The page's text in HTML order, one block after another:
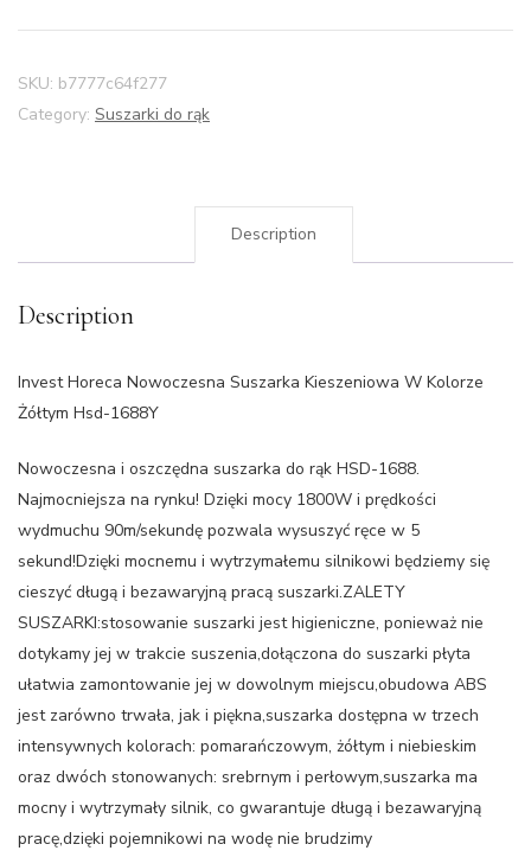
SKU: b7777c64f277
Category: Suszarki do rąk
Description
Description
Invest Horeca Nowoczesna Suszarka Kieszeniowa W Kolorze
Żółtym Hsd-1688Y
Nowoczesna i oszczędna suszarka do rąk HSD-1688.
Najmocniejsza na rynku! Dzięki mocy 1800W i prędkości
wydmuchu 90m/sekundę pozwala wysuszyć ręce w 5
sekund!Dzięki mocnemu i wytrzymałemu silnikowi będziemy się
cieszyć długą i bezawaryjną pracą suszarki.ZALETY
SUSZARKI:stosowanie suszarki jest higieniczne, ponieważ nie
dotykamy jej w trakcie suszenia,dołączona do suszarki płyta
ułatwia zamontowanie jej w dowolnym miejscu,obudowa ABS
jest zarówno trwała, jak i piękna,suszarka dostępna w trzech
intensywnych kolorach: pomarańczowym, żółtym i niebieskim
oraz dwóch stonowanych: srebrnym i perłowym,suszarka ma
mocny i wytrzymały silnik, co gwarantuje długą i bezawaryjną
pracę,dzięki pojemnikowi na wodę nie brudzimy